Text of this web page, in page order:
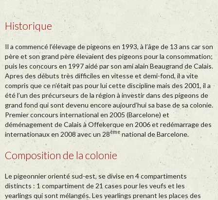
Historique
Il a commencé l’élevage de pigeons en 1993, à l’âge de 13 ans car son
père et son grand père élevaient des pigeons pour la consommation;
puis les concours en 1997 aidé par son ami alain Beaugrand de Calais.
Apres des débuts très difficiles en vitesse et demi-fond, il a vite
compris que ce n’était pas pour lui cette discipline mais des 2001, il a
été l’un des précurseurs de la région à investir dans des pigeons de
grand fond qui sont devenu encore aujourd’hui sa base de sa colonie.
Premier concours international en 2005 (Barcelone) et
déménagement de Calais à Offekerque en 2006 et redémarrage des
internationaux en 2008 avec un 28ème national de Barcelone.
Composition de la colonie
Le pigeonnier orienté sud-est, se divise en 4 compartiments
distincts : 1 compartiment de 21 cases pour les veufs et les
yearlings qui sont mélangés. Les yearlings prenant les places des